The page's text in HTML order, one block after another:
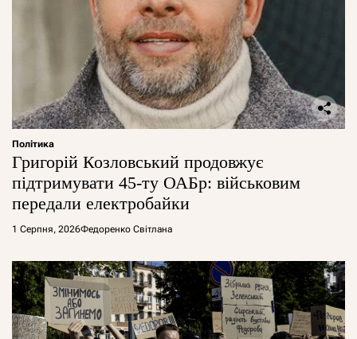
Політика
Григорій Козловський продовжує
підтримувати 45-ту ОАБр: військовим
передали електробайки
1 Серпня, 2026Федоренко Світлана